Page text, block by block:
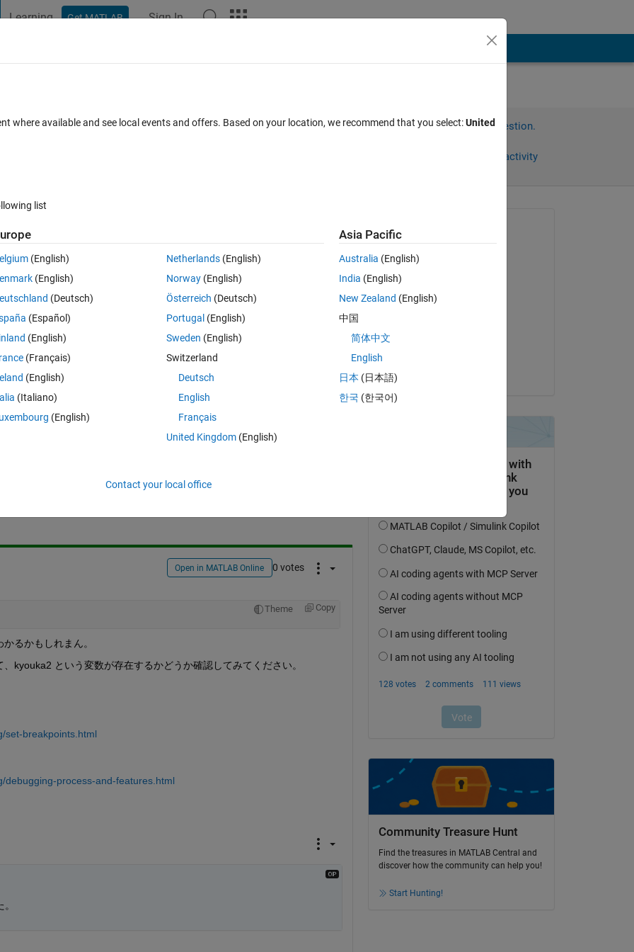
Learning Get MATLAB Sign In
識されません。 Sign in to answer this question.
Sign in to follow activity
0 votes
定義して，それを結果として 'kekka = [hyouka2 trq ...]' とベクトルで表
または変数 'hyouka2' が認識されません。」というエラーメッセージが
trq ...]' が書いてある行よりも上にあるのですが，エラーとして
る行です。
Open in MATLAB Online 0 votes
Theme Copy
るかもしれまん。
kyouka2 という変数が存在するかどうか確認してみてください。
set-breakpoints.html
process-and-features.html
Asked:
on 8 Jul 2020
Answered:
Community Treasure Hunt
Find the treasures in MATLAB Central and
discover how the community can help you!
Start Hunting!
where available and see local events and offers. Based on your location, we recommend that you select:United
list
(English)
(English)
(Deutsch)
(Español)
(English)
(Français)
(English)
(Italiano)
(English)
Netherlands(English)
Norway(English)
Österreich (Deutsch)
Portugal (English)
Sweden (English)
Switzerland
Deutsch
English
Français
United Kingdom(English)
Asia Pacific
Australia (English)
India (English)
New Zealand (English)
中国
简体中文
English
日本 (日本語)
한국 (한국어)
Contact your local office